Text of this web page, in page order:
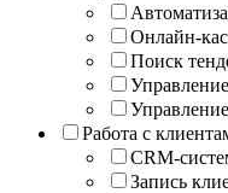
Онлайн-
Поиск
Работа с
CRM-
Запись